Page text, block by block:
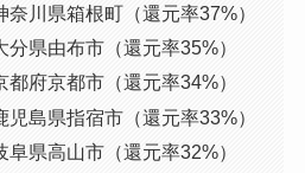
奈川県箱根町（還元率37%）
分県由布市（還元率35%）
都府京都市（還元率34%）
児島県指宿市（還元率33%）
阜県高山市（還元率32%）